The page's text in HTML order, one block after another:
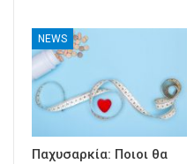
NEWS
Παχυσαρκία: Ποιοι θα